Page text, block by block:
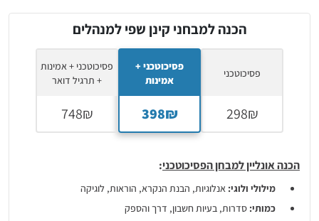
הכנה למבחני קינן שפי למנהלים
פסיכוטכני
פסיכוטכני +
אמינות
‏398₪
פסיכוטכני + אמינות
+ תרגיל דואר
הכנה אונליין למבחן הפסיכוטכני:
מילולי ולוגי: אנלוגיות, הבנת הנקרא, הוראות, לוגיקה
כמותי: סדרות, בעיות חשבון, דרך והספק